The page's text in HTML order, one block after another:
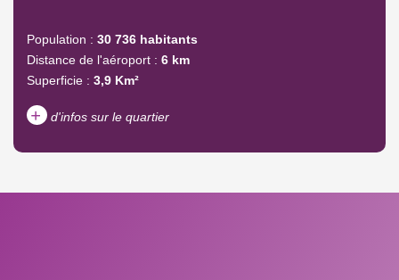
Population : 30 736 habitants
Distance de l'aéroport : 6 km
Superficie : 3,9 Km²
+ d'infos sur le quartier